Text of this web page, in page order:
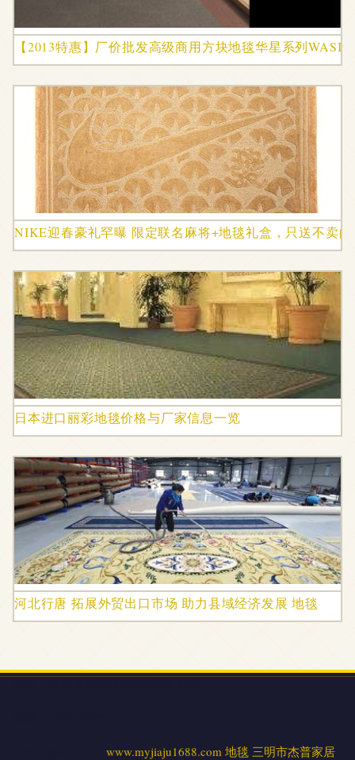
【2013特惠】厂价批发高级商用方块地毯华星系列
NIKE迎春豪礼罕曝 限定联名麻将+地毯礼盒，只送不卖
日本进口丽彩地毯价格与厂家信息一览
河北行唐 拓展外贸出口市场 助力县域经济发展 地毯
www.myjiaju1688.com 地毯 三明市杰普家居